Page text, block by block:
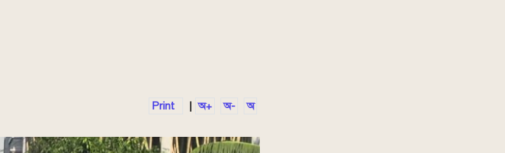
Print | অ+ অ- অ